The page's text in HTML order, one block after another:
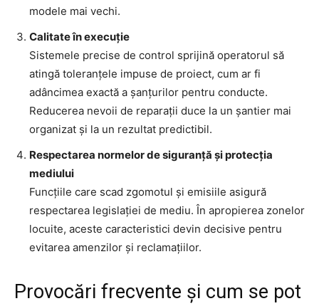
modele mai vechi.
Calitate în execuție
Sistemele precise de control sprijină operatorul să
atingă toleranțele impuse de proiect, cum ar fi
adâncimea exactă a șanțurilor pentru conducte.
Reducerea nevoii de reparații duce la un șantier mai
organizat și la un rezultat predictibil.
Respectarea normelor de siguranță și protecția
mediului
Funcțiile care scad zgomotul și emisiile asigură
respectarea legislației de mediu. În apropierea zonelor
locuite, aceste caracteristici devin decisive pentru
evitarea amenzilor și reclamațiilor.
Provocări frecvente și cum se pot